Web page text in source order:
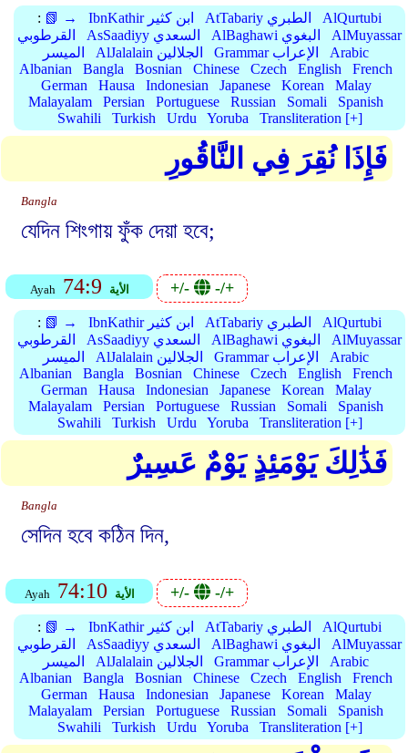
: 📗 → IbnKathir ابن كثير AtTabariy الطبري
AlQurtubi
القرطوبي
AsSaadiyy السعدي AlBaghawi البغوي
AlMuyassar
الميسر
AlJalalain الجلالين Grammar الإعراب
Arabic
Albanian
Bangla Bosnian Chinese Czech English
French
German
Hausa Indonesian Japanese Korean
Malay
Malayalam
Persian Portuguese Russian Somali
Spanish
Swahili
Turkish Urdu Yoruba Transliteration [+]
فَإِذَا نُقِرَ فِي النَّاقُورِ
Bangla
যেদিন শিংগায় ফুঁক দেয়া হবে;
Ayah 74:9 الأية +/- -/+
: 📗 → IbnKathir ابن كثير AtTabariy الطبري
AlQurtubi
القرطوبي
AsSaadiyy السعدي AlBaghawi البغوي
AlMuyassar
الميسر
AlJalalain الجلالين Grammar الإعراب
Arabic
Albanian
Bangla Bosnian Chinese Czech English
French
German
Hausa Indonesian Japanese Korean
Malay
Malayalam
Persian Portuguese Russian Somali
Spanish
Swahili
Turkish Urdu Yoruba Transliteration [+]
فَذَٰلِكَ يَوْمَئِذٍ يَوْمٌ عَسِيرٌ
Bangla
সেদিন হবে কঠিন দিন,
Ayah 74:10 الأية +/- -/+
: 📗 → IbnKathir ابن كثير AtTabariy الطبري
AlQurtubi
القرطوبي
AsSaadiyy السعدي AlBaghawi البغوي
AlMuyassar
الميسر
AlJalalain الجلالين Grammar الإعراب
Arabic
Albanian
Bangla Bosnian Chinese Czech English
French
German
Hausa Indonesian Japanese Korean
Malay
Malayalam
Persian Portuguese Russian Somali
Spanish
Swahili
Turkish Urdu Yoruba Transliteration [+]